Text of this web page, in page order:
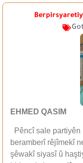
EHMED QASIM
Pêncî sale
beramberî rêjîmekî
şêwakî siyasî û